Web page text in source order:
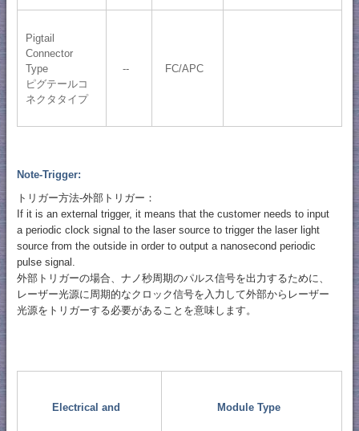
Pigtail
Connector
Type
ピグテールコ
ネクタタイプ
-- FC/APC
Note-Trigger:
トリガー方法-外部トリガー：
If it is an external trigger, it means that the customer needs to input
a periodic clock signal to the laser source to trigger the laser light
source from the outside in order to output a nanosecond periodic
pulse signal.
外部トリガーの場合、ナノ秒周期のパルス信号を出力するために、
レーザー光源に周期的なクロック信号を入力して外部からレーザー
光源をトリガーする必要があることを意味します。
Electrical and Module Type